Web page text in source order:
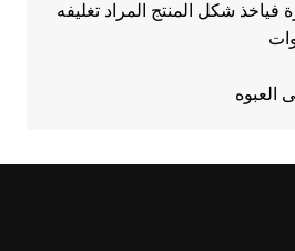
فياخذ شكل المنتج المراد تغليفه
العبوه